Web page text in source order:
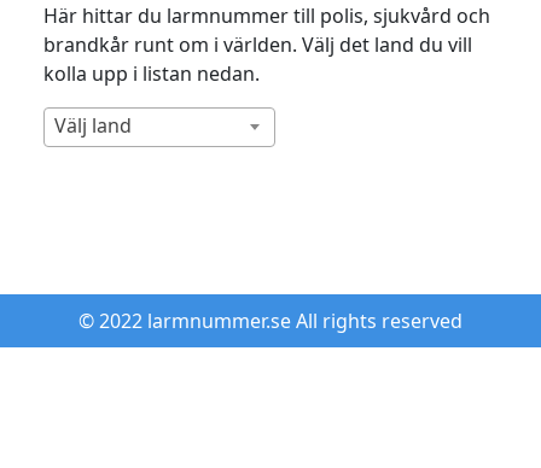
Här hittar du larmnummer till polis, sjukvård och
brandkår runt om i världen. Välj det land du vill
kolla upp i listan nedan.
Välj land
© 2022 larmnummer.se All rights reserved